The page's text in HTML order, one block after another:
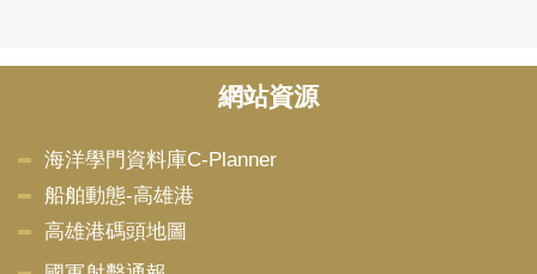
網站資源
海洋學門資料庫C-Planner
船舶動態-高雄港
高雄港碼頭地圖